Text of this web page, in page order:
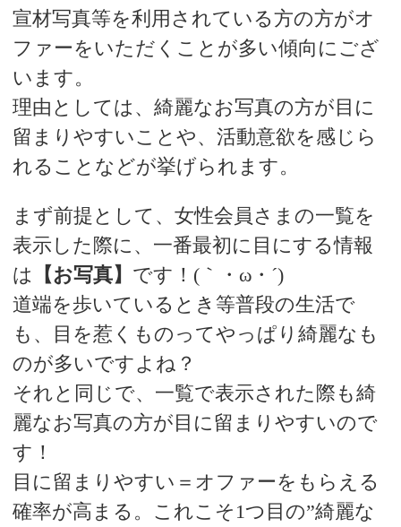
宣材写真等を利用されている方の方がオ
ファーをいただくことが多い傾向にござ
います。
理由としては、綺麗なお写真の方が目に
留まりやすいことや、活動意欲を感じら
れることなどが挙げられます。
まず前提として、女性会員さまの一覧を
表示した際に、一番最初に目にする情報
は
【お写真】 です！(｀・ω・´)
道端を歩いているとき等普段の生活で
も、目を惹くものってやっぱり綺麗なも
のが多いですよね？
それと同じで、一覧で表示された際も綺
麗なお写真の方が目に留まりやすいので
す！
目に留まりやすい＝オファーをもらえる
確率が高まる。これこそ1つ目の”綺麗な